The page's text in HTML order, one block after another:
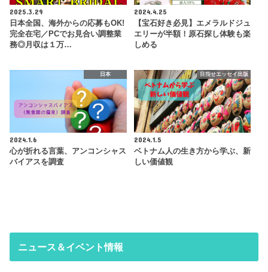
2025.3.29
日本全国、海外からの応募もOK!
完全在宅／PCでお見合い調整業
務◎月収は１万…
2024.4.25
【宝石好き必見】エメラルドジュ
エリーが半額！原石探し体験も楽
しめる
日本
2024.1.6
心が折れる言葉、アンコンシャス
バイアスを調査
目指せエッセイ出版
2024.1.5
ベトナム人の生き方から学ぶ、新
しい価値観
ニュース＆イベント情報